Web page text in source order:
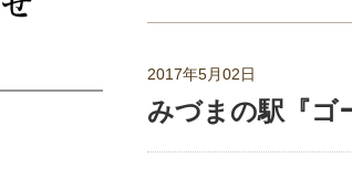
2017年5月02日
みづまの駅『